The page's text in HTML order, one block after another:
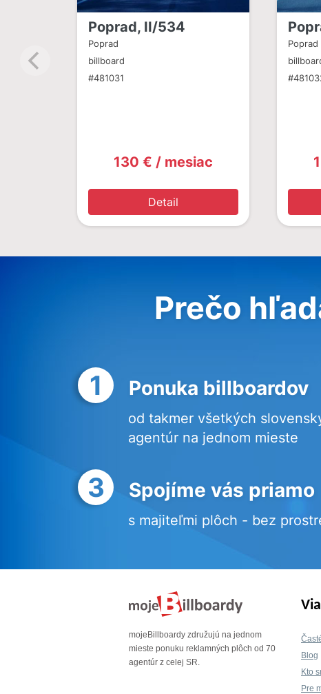
Poprad, II/534
Poprad
billboard
#481031
130 € / mesiac
Detail
Poprad
Prečo
1 Ponuka billboardov
od takmer všetkých
agentúr na jednom mieste
3 Spojíme vás priamo
s majiteľmi plôch - bez
mojeBillboardy združujú na jednom
mieste ponuku reklamných plôch od 70
agentúr z celej SR.
Blog
Kto
Pre